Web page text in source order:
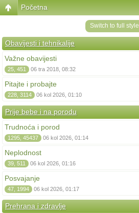
Početna
Switch to full style
Obavijesti i tehnikalije
Važne obavijesti
25, 451 06 tra 2018, 08:32
Pitajte i probajte
228, 3114 06 kol 2026, 01:10
Prije bebe i na porodu
Trudnoća i porod
1295, 45437 06 kol 2026, 01:14
Neplodnost
39, 511 06 kol 2026, 01:16
Posvajanje
47, 1994 06 kol 2026, 01:17
Prehrana i zdravlje